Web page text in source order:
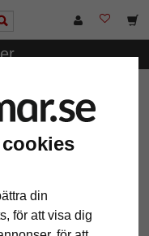
din
för att visa dig